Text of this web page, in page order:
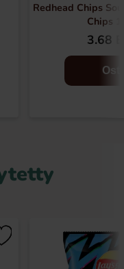
Redhead Chips
Chips
3.68